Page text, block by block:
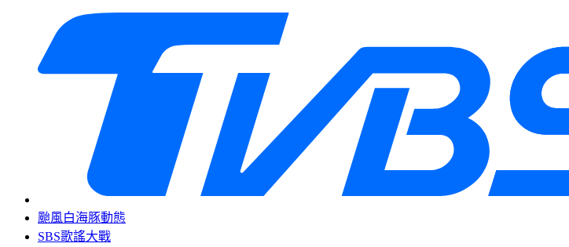
颱風白海豚動態
SBS歌謠大戰